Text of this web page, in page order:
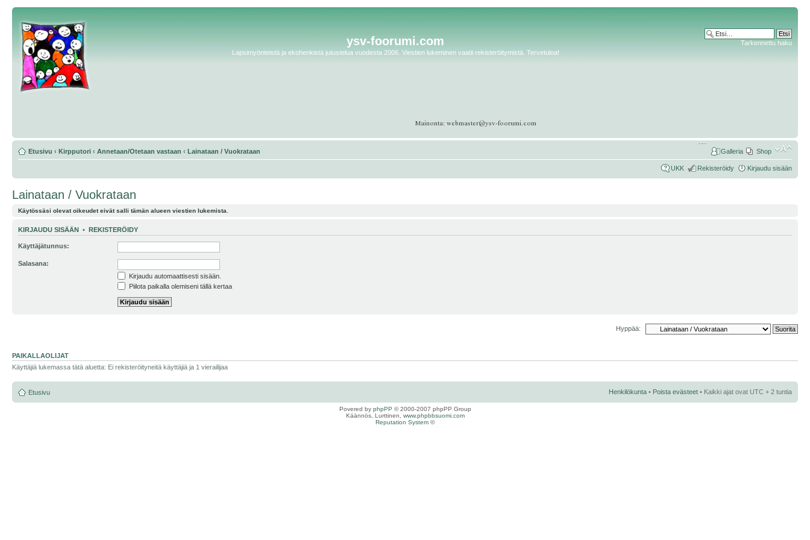
ysv-foorumi.com
Lapsimyönteistä ja ekohenkistä jutustelua vuodesta 2006. Viestien lukeminen vaatii rekisteröitymistä. Tervetuloa!
Tarkennettu haku
Etusivu ‹ Kirpputori ‹ Annetaan/Otetaan vastaan ‹ Lainataan / Vuokrataan Shop
Galleria
UKK Rekisteröidy Kirjaudu sisään
Lainataan / Vuokrataan
Käytössäsi olevat oikeudet eivät salli tämän alueen viestien lukemista.
KIRJAUDU SISÄÄN • REKISTERÖIDY
Käyttäjätunnus:
Salasana:
Kirjaudu automaattisesti sisään.
Piilota paikalla olemiseni tällä kertaa
Hyppää:
PAIKALLAOLIJAT
Käyttäjiä lukemassa tätä aluetta: Ei rekisteröityneitä käyttäjiä ja 1 vierailijaa
Etusivu Henkilökunta • Poista evästeet • Kaikki ajat ovat UTC + 2 tuntia
Povered by phpPP © 2000-2007 phpPP Group
Käännös, Lurttinen, www.phpbbsuomi.com
Reputation System ©